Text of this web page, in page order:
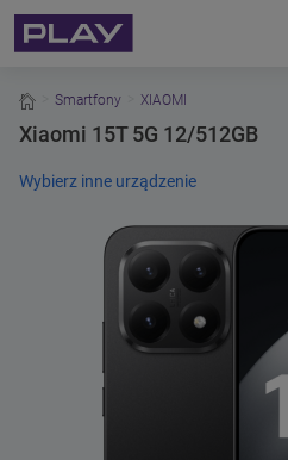
home
Smartfony XIAOMI
Xiaomi 15T 5G 12/512GB
Wybierz inne urządzenie